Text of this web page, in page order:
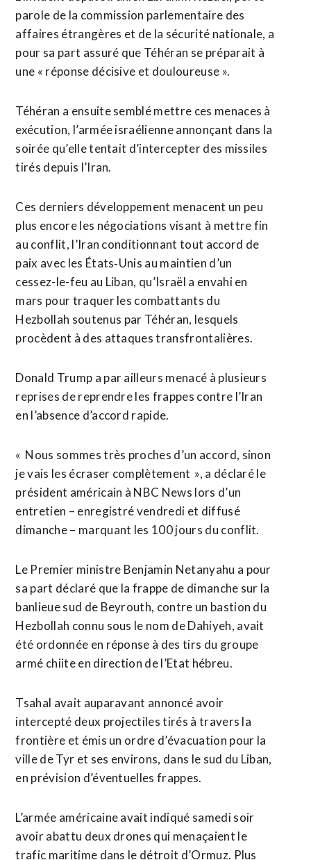
parole de la commission parlementaire des
affaires étrangères et de la sécurité nationale, a
pour sa part assuré que Téhéran se préparait à
une « réponse décisive et douloureuse ».
Téhéran a ensuite semblé mettre ces menaces à
exécution, l’armée israélienne annonçant dans la
soirée qu’elle tentait d’intercepter des missiles
tirés depuis l’Iran.
Ces derniers ​développement menacent un peu
plus encore les négociations ‌visant à mettre fin
au conflit, l’Iran conditionnant tout accord de
paix avec les États‑Unis au maintien d’un
cessez-le-feu au Liban, qu’Israël a ​envahi en
mars pour traquer les combattants du
Hezbollah soutenus ⁠par Téhéran, lesquels
procèdent à des attaques transfrontalières.
Donald Trump a par ailleurs menacé à plusieurs
reprises de reprendre les frappes contre l’Iran
en l’absence d’accord rapide.
« Nous sommes très proches d’un ‌accord, sinon
je vais les écraser complètement », a déclaré le
‌président américain à NBC News lors d’un
entretien – enregistré vendredi et diffusé
dimanche – marquant les 100 jours du conflit.
Le Premier ministre Benjamin Netanyahu a pour
sa part déclaré que la frappe de dimanche sur la
banlieue sud de Beyrouth, contre un bastion du
Hezbollah connu sous le nom de Dahiyeh, avait
été ordonnée en réponse à des tirs du groupe
armé chiite en direction de l’Etat hébreu.
Tsahal avait auparavant annoncé avoir
intercepté deux projectiles tirés à travers la
frontière et émis un ordre d’évacuation ​pour la
ville de Tyr et ses environs, dans le sud du Liban,
en prévision d’éventuelles frappes.
L’armée américaine avait indiqué samedi soir
avoir abattu deux drones qui menaçaient le
trafic maritime dans le détroit d’Ormuz. Plus